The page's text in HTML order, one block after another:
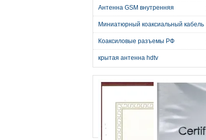
Антенна GSM внутренняя
Миниатюрный коаксиальный кабель
Коаксиловые разъемы РФ
крытая антенна hdtv